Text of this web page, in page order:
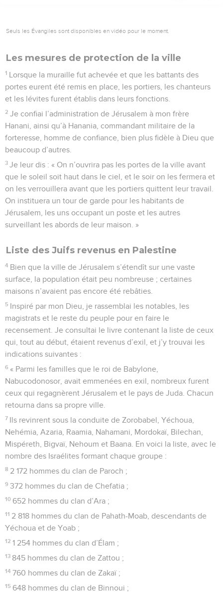
Seuls les Évangiles sont disponibles en vidéo pour le moment.
Les mesures de protection de la ville
1 Lorsque la muraille fut achevée et que les battants des
portes eurent été remis en place, les portiers, les chanteurs
et les lévites furent établis dans leurs fonctions.
2 Je confiai l’administration de Jérusalem à mon frère
Hanani, ainsi qu’à Hanania, commandant militaire de la
forteresse, homme de confiance, bien plus fidèle à Dieu que
beaucoup d’autres.
3 Je leur dis : « On n’ouvrira pas les portes de la ville avant
que le soleil soit haut dans le ciel, et le soir on les fermera et
on les verrouillera avant que les portiers quittent leur travail.
On instituera un tour de garde pour les habitants de
Jérusalem, les uns occupant un poste et les autres
surveillant les abords de leur maison. »
Liste des Juifs revenus en Palestine
4 Bien que la ville de Jérusalem s’étendît sur une vaste
surface, la population était peu nombreuse ; certaines
maisons n’avaient pas encore été rebâties.
5 Inspiré par mon Dieu, je rassemblai les notables, les
magistrats et le reste du peuple pour en faire le
recensement. Je consultai le livre contenant la liste de ceux
qui, tout au début, étaient revenus d’exil, et j’y trouvai les
indications suivantes :
6 « Parmi les familles que le roi de Babylone,
Nabucodonosor, avait emmenées en exil, nombreux furent
ceux qui regagnèrent Jérusalem et le pays de Juda. Chacun
retourna dans sa propre ville.
7 Ils revinrent sous la conduite de Zorobabel, Yéchoua,
Nehémia, Azaria, Raamia, Nahamani, Mordokaï, Bilechan,
Mispéreth, Bigvaï, Nehoum et Baana. En voici la liste, avec le
nombre des Israélites formant chaque groupe :
8 2 172 hommes du clan de Paroch ;
9 372 hommes du clan de Chefatia ;
10 652 hommes du clan d’Ara ;
11 2 818 hommes du clan de Pahath-Moab, descendants de
Yéchoua et de Yoab ;
12 1 254 hommes du clan d’Élam ;
13 845 hommes du clan de Zattou ;
14 760 hommes du clan de Zakaï ;
15 648 hommes du clan de Binnoui ;